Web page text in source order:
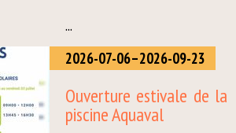
...
2026-07-06–2026-09-23
Ouverture estivale de la
piscine Aquaval